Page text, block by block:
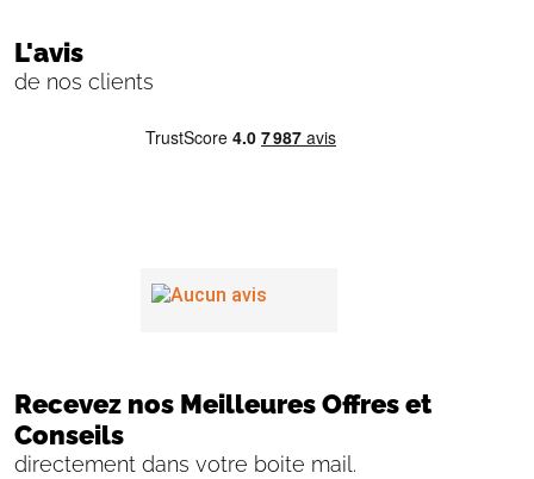
L'avis
de nos clients
Recevez nos Meilleures Offres et
Conseils
directement dans votre boite mail.